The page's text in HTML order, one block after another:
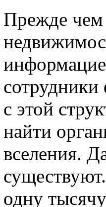
Прежде чем
с этой
найти
вселения.
одну